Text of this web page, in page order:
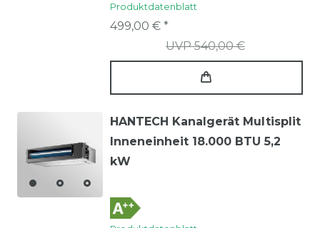
Produktdatenblatt
UVP 540,00 €
499,00 € *
HANTECH Kanalgerät Multisplit
Inneneinheit 18.000 BTU 5,2
kW